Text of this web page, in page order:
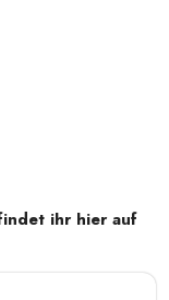
ihr hier auf